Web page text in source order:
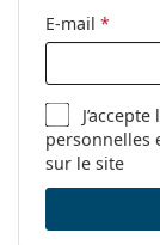
Marque:
E-mail *
personnelles
sur le site